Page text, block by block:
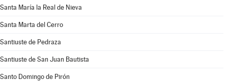
Santa María la Real de Nieva
Santa Marta del Cerro
Santiuste de Pedraza
Santiuste de San Juan Bautista
Santo Domingo de Pirón